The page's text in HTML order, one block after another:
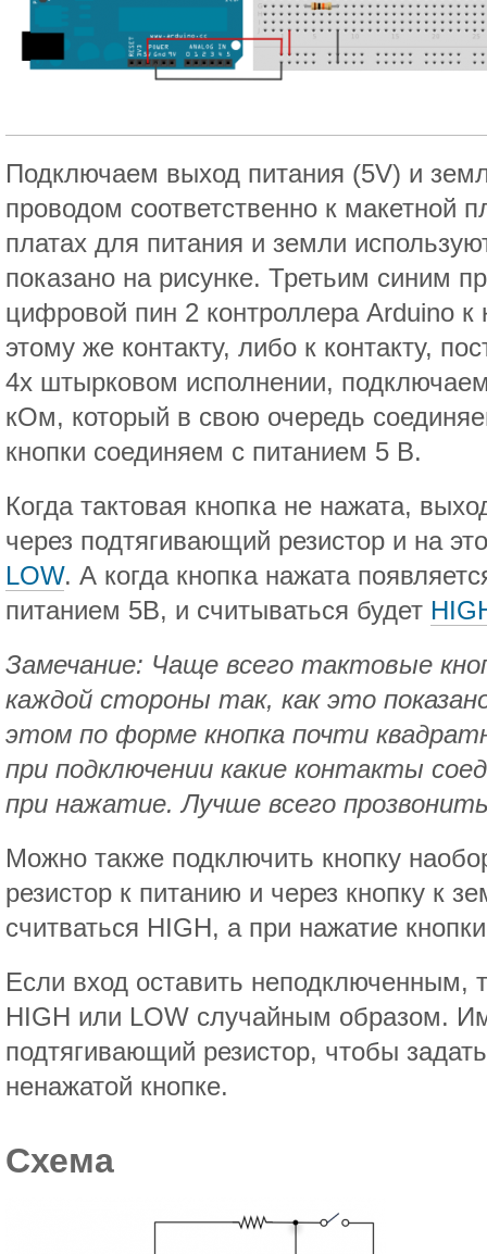
Подключаем выход питания (5V) и
проводом соответственно к макетной
платах для питания и земли
показано на рисунке. Третьим синим
цифровой пин 2 контроллера Arduino к
этому же контакту, либо к контакту,
4х штырковом исполнении,
кОм, который в свою очередь
кнопки соединяем с питанием 5 В.
Когда тактовая кнопка не нажата,
через подтягивающий резистор и на
LOW. А когда кнопка нажата
питанием 5В, и считываться будет
Замечание: Чаще всего тактовые
каждой стороны так, как это
этом по форме кнопка почти
при подключении какие контакты
при нажатие. Лучше всего
Можно также подключить кнопку
резистор к питанию и через кнопку к
считваться HIGH, а при нажатие
Если вход оставить неподключенным,
HIGH или LOW случайным образом.
подтягивающий резистор, чтобы
ненажатой кнопке.
Схема